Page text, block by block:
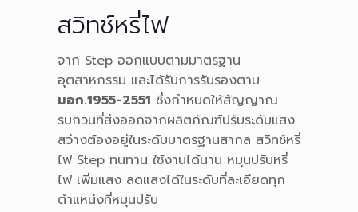
สวิทช์หรี่ไฟ
จาก Step ออกแบบตามมาตรฐาน
อุตสาหกรรม และได้รับการรับรองตาม
มอก.1955-2551 ซึ่งกำหนดให้สัญญาณ
รบกวนที่ส่งออกจากผลิตภัณฑ์ปรับระดับแสง
สว่างต้องอยู่ในระดับมาตรฐานสากล สวิทช์หรี่
ไฟ Step ทนทาน ใช้งานได้นาน หมุนปรับหรี่
ไฟ เพิ่มแสง ลดแสงได้ในระดับที่ละเอียดทุก
ตำแหน่งที่หมุนปรับ